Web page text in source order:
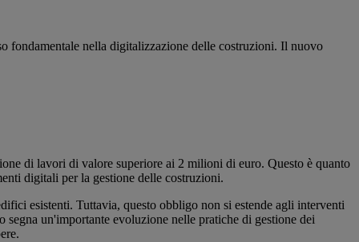
fondamentale nella digitalizzazione delle costruzioni. Il nuovo
di lavori di valore superiore ai 2 milioni di euro. Questo è quanto
digitali per la gestione delle costruzioni.
esistenti. Tuttavia, questo obbligo non si estende agli interventi
un'importante evoluzione nelle pratiche di gestione dei